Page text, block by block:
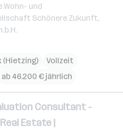
Wohn- und
Schönere Zukunft,
(Hietzing)
Vollzeit
ab 46.200 € jährlich
Consultant -
Estate |